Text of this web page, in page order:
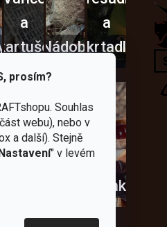
prosím?
Souhlas
webu), nebo v
a další). Stejně
" v levém
a
Nádobí
a
škrtadla
Bundy
a
Novinky